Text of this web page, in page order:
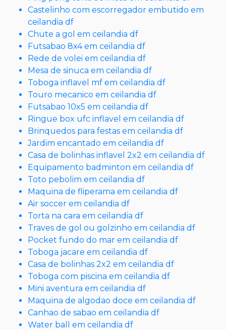
Castelinho com escorregador embutido em
ceilandia df
Chute a gol em ceilandia df
Futsabao 8x4 em ceilandia df
Rede de volei em ceilandia df
Mesa de sinuca em ceilandia df
Toboga inflavel mf em ceilandia df
Touro mecanico em ceilandia df
Futsabao 10x5 em ceilandia df
Ringue box ufc inflavel em ceilandia df
Brinquedos para festas em ceilandia df
Jardim encantado em ceilandia df
Casa de bolinhas inflavel 2x2 em ceilandia df
Equipamento badminton em ceilandia df
Toto pebolim em ceilandia df
Maquina de fliperama em ceilandia df
Air soccer em ceilandia df
Torta na cara em ceilandia df
Traves de gol ou golzinho em ceilandia df
Pocket fundo do mar em ceilandia df
Toboga jacare em ceilandia df
Casa de bolinhas 2x2 em ceilandia df
Toboga com piscina em ceilandia df
Mini aventura em ceilandia df
Maquina de algodao doce em ceilandia df
Canhao de sabao em ceilandia df
Water ball em ceilandia df